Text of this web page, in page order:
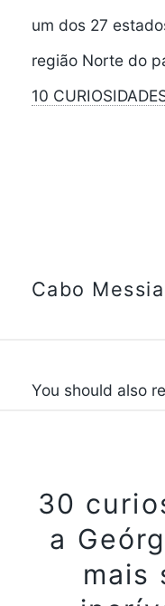
um dos 27
região Norte do
10
Cabo
You should also
30
a
mais